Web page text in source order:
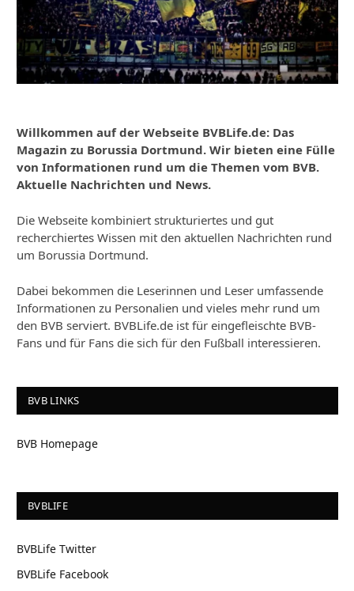
Willkommen auf der Webseite BVBLife.de: Das
Magazin zu Borussia Dortmund. Wir bieten eine Fülle
von Informationen rund um die Themen vom BVB.
Aktuelle Nachrichten und News.
Die Webseite kombiniert strukturiertes und gut
recherchiertes Wissen mit den aktuellen Nachrichten rund
um Borussia Dortmund.
Dabei bekommen die Leserinnen und Leser umfassende
Informationen zu Personalien und vieles mehr rund um
den BVB serviert. BVBLife.de ist für eingefleischte BVB-
Fans und für Fans die sich für den Fußball interessieren.
BVB LINKS
BVB Homepage
BVBLIFE
BVBLife Twitter
BVBLife Facebook